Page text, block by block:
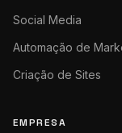
Social Media
Automação de
Criação de Sites
EMPRESA